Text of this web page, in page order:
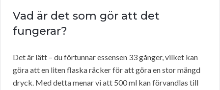
Vad är det som gör att det
fungerar?
Det är lätt – du förtunnar essensen 33 gånger, vilket kan
göra att en liten flaska räcker för att göra en stor mängd
dryck. Med detta menar vi att 500 ml kan förvandlas till